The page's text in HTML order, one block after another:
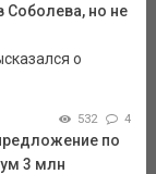
Соболева, но не
о
532 4
по
3 млн